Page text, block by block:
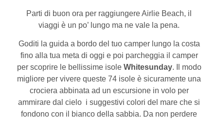
Parti di buon ora per raggiungere Airlie Beach, il
viaggi è un po’ lungo ma ne vale la pena.
Goditi la guida a bordo del tuo camper lungo la costa
fino alla tua meta di oggi e poi parcheggia il camper
per scoprire le bellissime isole Whitesunday. Il modo
migliore per vivere queste 74 isole è sicuramente una
crociera abbinata ad un escursione in volo per
ammirare dal cielo i suggestivi colori del mare che si
fondono con il bianco della sabbia. Da non perdere